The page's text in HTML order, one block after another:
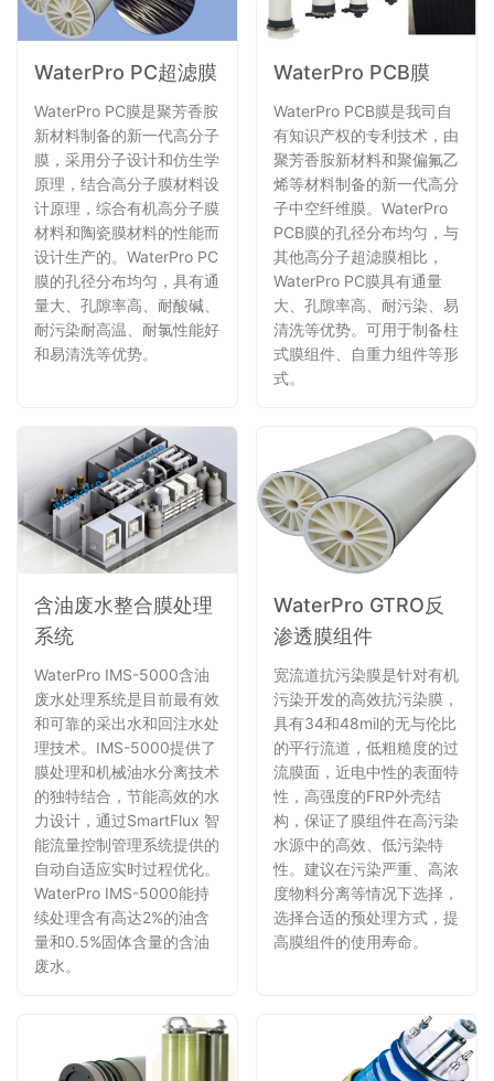
WaterPro PC超滤膜
WaterPro PC膜是聚芳香胺
新材料制备的新一代高分子
膜，采用分子设计和仿生学
原理，结合高分子膜材料设
计原理，综合有机高分子膜
材料和陶瓷膜材料的性能而
设计生产的。WaterPro PC
膜的孔径分布均匀，具有通
量大、孔隙率高、耐酸碱、
耐污染耐高温、耐氯性能好
和易清洗等优势。
WaterPro PCB膜
WaterPro PCB膜是我司自
有知识产权的专利技术，由
聚芳香胺新材料和聚偏氟乙
烯等材料制备的新一代高分
子中空纤维膜。WaterPro
PCB膜的孔径分布均匀，与
其他高分子超滤膜相比，
WaterPro PC膜具有通量
大、孔隙率高、耐污染、易
清洗等优势。可用于制备柱
式膜组件、自重力组件等形
式。
含油废水整合膜处理
系统
WaterPro IMS-5000含油
废水处理系统是目前最有效
和可靠的采出水和回注水处
理技术。IMS-5000提供了
膜处理和机械油水分离技术
的独特结合，节能高效的水
力设计，通过SmartFlux 智
能流量控制管理系统提供的
自动自适应实时过程优化。
WaterPro IMS-5000能持
续处理含有高达2%的油含
量和0.5%固体含量的含油
废水。
WaterPro GTRO反
渗透膜组件
宽流道抗污染膜是针对有机
污染开发的高效抗污染膜，
具有34和48mil的无与伦比
的平行流道，低粗糙度的过
流膜面，近电中性的表面特
性，高强度的FRP外壳结
构，保证了膜组件在高污染
水源中的高效、低污染特
性。建议在污染严重、高浓
度物料分离等情况下选择，
选择合适的预处理方式，提
高膜组件的使用寿命。